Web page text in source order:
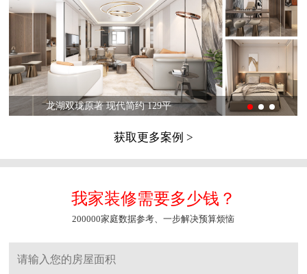
龙湖双珑原著 现代简约 129平
获取更多案例 >
我家装修需要多少钱？
200000家庭数据参考、一步解决预算烦恼